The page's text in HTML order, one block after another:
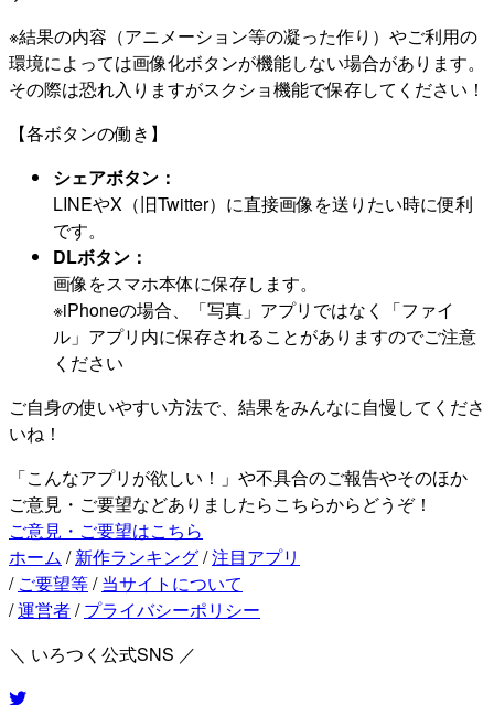
※結果の内容（アニメーション等の凝った作り）やご利用の
環境によっては画像化ボタンが機能しない場合があります。
その際は恐れ入りますがスクショ機能で保存してください！
【各ボタンの働き】
シェアボタン：
LINEやX（旧Twitter）に直接画像を送りたい時に便利
です。
DLボタン：
画像をスマホ本体に保存します。
※iPhoneの場合、「写真」アプリではなく「ファイ
ル」アプリ内に保存されることがありますのでご注意
ください
ご自身の使いやすい方法で、結果をみんなに自慢してくださ
いね！
「こんなアプリが欲しい！」や不具合のご報告やそのほか
ご意見・ご要望などありましたらこちらからどうぞ！
ご意見・ご要望はこちら
ホーム / 新作ランキング/注目アプリ
/ ご要望等/ 当サイトについて
/運営者/ プライバシーポリシー
＼ いろつく公式SNS ／